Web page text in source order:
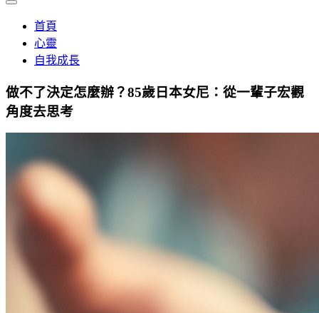
首頁
心靈
自我成長
做不了決定怎麼辦？85歲日本女尼：從一輩子宏觀
角度去思考